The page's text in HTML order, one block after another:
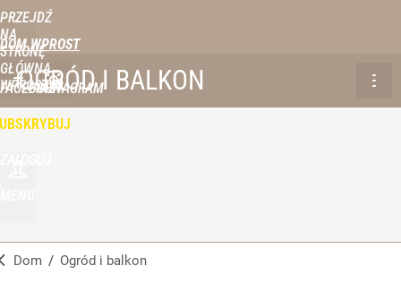
PRZEJDŹ
NA
STRONĘ
GŁÓWNĄ
WPROST.PL
DOM WPROST
FACEBOOKINSTAGRAM
OGRÓD I BALKON
Dom / Ogród i balkon